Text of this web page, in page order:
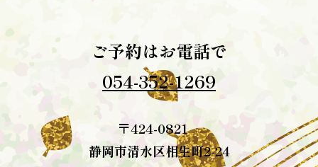
ご予約はお電話で
054-352-1269
〒424-0821
静岡市清水区相生町2-24